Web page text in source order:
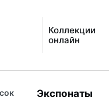
Коллекции
онлайн
Экспонаты